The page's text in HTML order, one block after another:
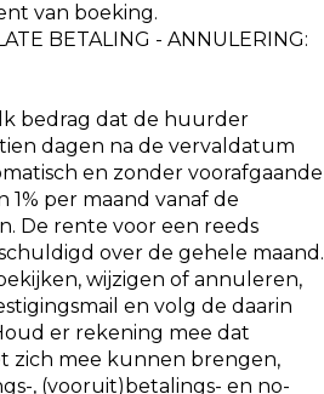
van boeking.
BETALING - ANNULERING:
de huurder
dagen na de vervaldatum
en zonder voorafgaande
1% per maand vanaf de
De rente voor een reeds
over de gehele maand.
wijzigen of annuleren,
en volg de daarin
er rekening mee dat
zich mee kunnen brengen,
, (vooruit)betalings- en no-